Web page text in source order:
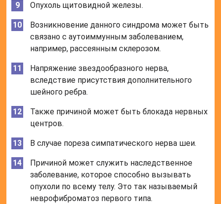
Опухоль щитовидной железы.
Возникновение данного синдрома может быть
связано с аутоиммунным заболеванием,
например, рассеянным склерозом.
Напряжение звездообразного нерва,
вследствие присутствия дополнительного
шейного ребра.
Также причиной может быть блокада нервных
центров.
В случае пореза симпатического нерва шеи.
Причиной может служить наследственное
заболевание, которое способно вызывать
опухоли по всему телу. Это так называемый
неврофиброматоз первого типа.